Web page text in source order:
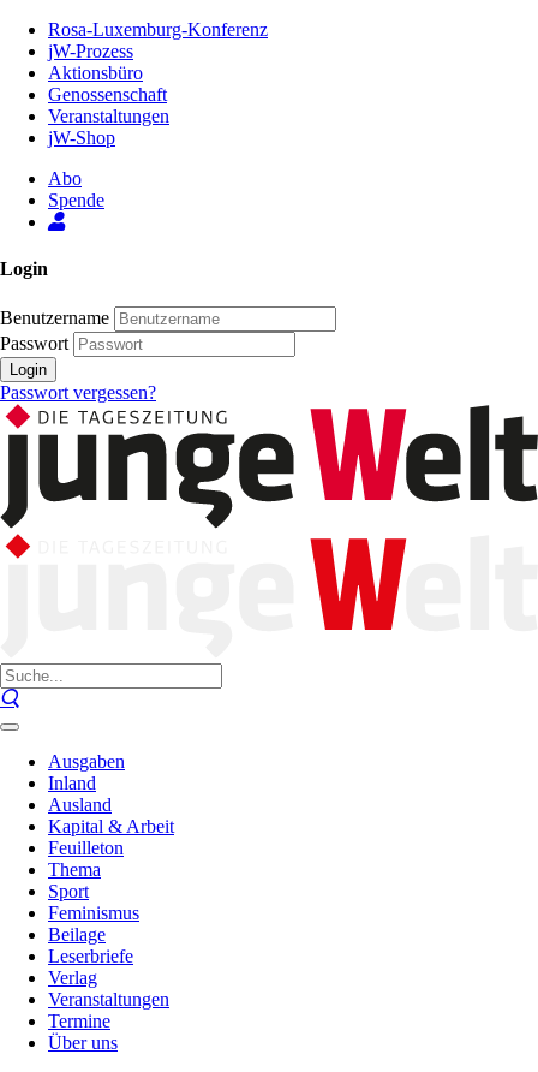
Inhalt
Seite
Rosa-Luxemburg-Konferenz
jW-Prozess
Aktionsbüro
Genossenschaft
Veranstaltungen
jW-Shop
Abo
Spende
Login
Benutzername
Passwort
Login
Passwort vergessen?
Ausgaben
Inland
Ausland
Kapital & Arbeit
Feuilleton
Thema
Sport
Feminismus
Beilage
Leserbriefe
Verlag
Veranstaltungen
Termine
Über uns